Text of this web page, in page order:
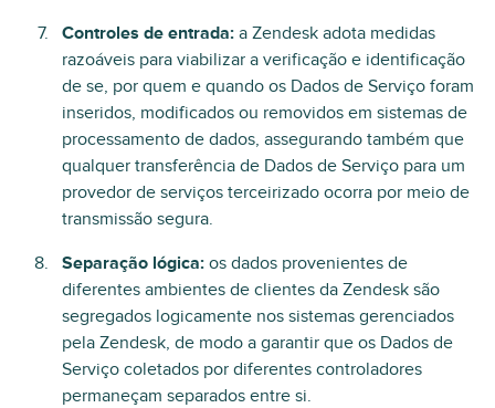
Controles de entrada: a Zendesk adota medidas
razoáveis para viabilizar a verificação e identificação
de se, por quem e quando os Dados de Serviço foram
inseridos, modificados ou removidos em sistemas de
processamento de dados, assegurando também que
qualquer transferência de Dados de Serviço para um
provedor de serviços terceirizado ocorra por meio de
transmissão segura.
Separação lógica: os dados provenientes de
diferentes ambientes de clientes da Zendesk são
segregados logicamente nos sistemas gerenciados
pela Zendesk, de modo a garantir que os Dados de
Serviço coletados por diferentes controladores
permaneçam separados entre si.